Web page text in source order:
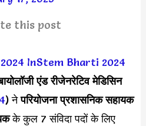
this post
InStem Bharti 2024
एंड रीजेनरेटिव मेडिसिन
) नेपरियोजना प्रशासनिक सहायक
के कुल 7 संविदा पदों के लिए